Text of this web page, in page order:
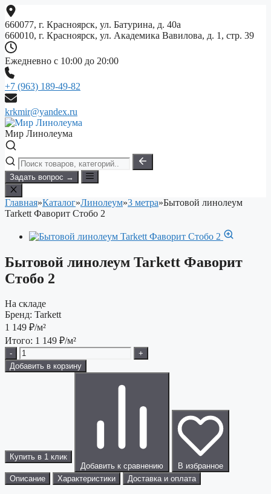
Перейти
к
содержимому
660077, г. Красноярск, ул. Батурина, д. 40а
660010, г. Красноярск, ул. Академика Вавилова, д. 1, стр. 39
Ежедневно с 10:00 до 20:00
+7 (963) 189-49-82
krkmir@yandex.ru
Мир Линолеума
Задать вопрос →
Главная»Каталог»Линолеум»3 метра»Бытовой линолеум
Tarkett Фаворит Стобо 2
Бытовой линолеум Tarkett Фаворит
Стобо 2
На складе
Бренд: Tarkett
1 149 ₽/м²
Итого: 1 149 ₽/м²
-
+
Добавить в корзину
Купить в 1 клик
Добавить к сравнению
В избранное
Описание
Характеристики Доставка и оплата